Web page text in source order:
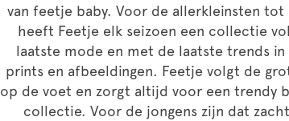
van feetje baby. Voor de allerkleinsten tot
heeft Feetje elk seizoen een collectie
laatste mode en met de laatste trends in
prints en afbeeldingen. Feetje volgt de
op de voet en zorgt altijd voor een trendy
collectie. Voor de jongens zijn dat